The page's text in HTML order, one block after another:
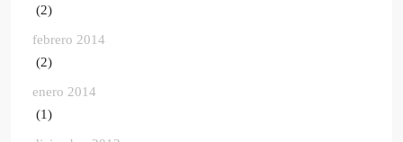
(2)
febrero 2014
(2)
enero 2014
(1)